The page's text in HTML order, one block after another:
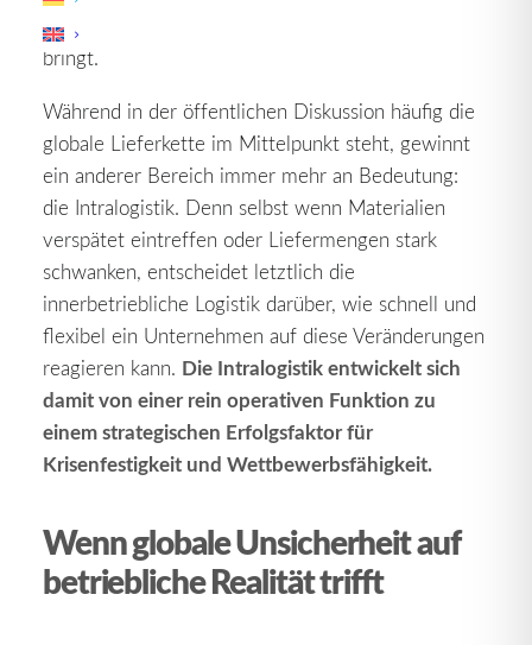
Planungsmodelle zunehmend an ihre Grenzen
bringt.
Während in der öffentlichen Diskussion häufig die
globale Lieferkette im Mittelpunkt steht, gewinnt
ein anderer Bereich immer mehr an Bedeutung:
die Intralogistik. Denn selbst wenn Materialien
verspätet eintreffen oder Liefermengen stark
schwanken, entscheidet letztlich die
innerbetriebliche Logistik darüber, wie schnell und
flexibel ein Unternehmen auf diese Veränderungen
reagieren kann. Die Intralogistik entwickelt sich
damit von einer rein operativen Funktion zu
einem strategischen Erfolgsfaktor für
Krisenfestigkeit und Wettbewerbsfähigkeit.
Wenn globale Unsicherheit auf
betriebliche Realität trifft